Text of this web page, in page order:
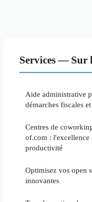
Services — Sur
Aide administrative
démarches fiscales
Centres de
of.com : l'excellence
productivité
Optimisez vos open
innovantes